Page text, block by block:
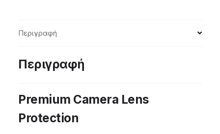
Περιγραφή
Περιγραφή
Premium Camera Lens
Protection